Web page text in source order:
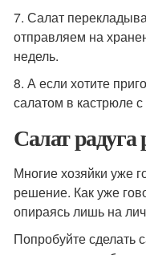
7. Салат
отправляем на
недель.
8. А если хотите
салатом в кастрюле
Салат
Многие хозяйки уже
решение. Как уже
опираясь лишь на
Попробуйте сделать